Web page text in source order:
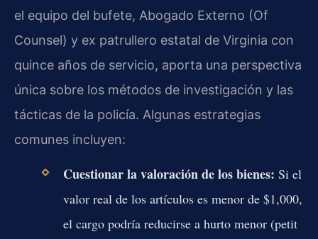
el equipo del bufete, Abogado Externo (Of
Counsel) y ex patrullero estatal de Virginia con
quince años de servicio, aporta una perspectiva
única sobre los métodos de investigación y las
tácticas de la policía. Algunas estrategias
comunes incluyen:
Cuestionar la valoración de los bienes: Si el
valor real de los artículos es menor de $1,000,
el cargo podría reducirse a hurto menor (petit